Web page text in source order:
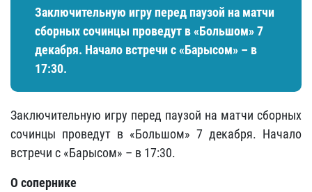
Заключительную игру перед паузой на матчи
сборных сочинцы проведут в «Большом» 7
декабря. Начало встречи с «Барысом» – в
17:30.
Заключительную игру перед паузой на матчи сборных
сочинцы проведут в «Большом» 7 декабря. Начало
встречи с «Барысом» – в 17:30.
О сопернике